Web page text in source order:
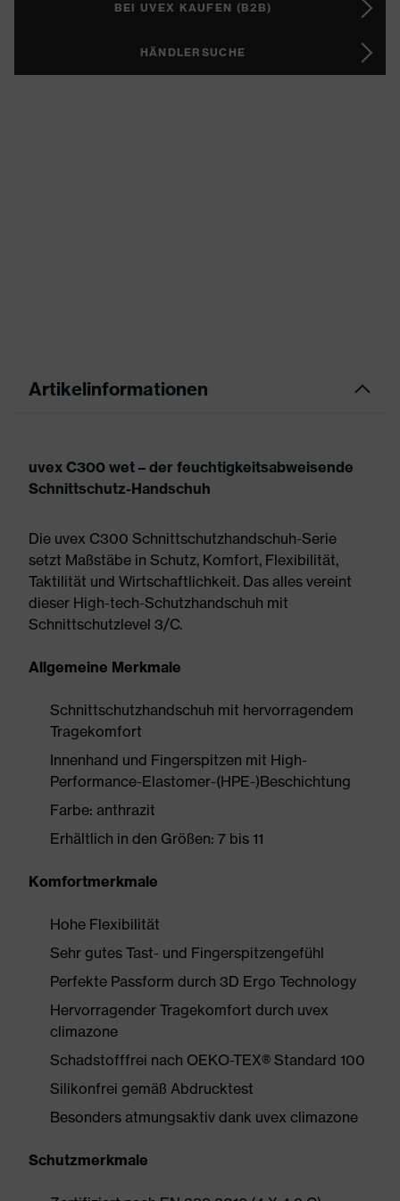
BEI UVEX KAUFEN (B2B)
HÄNDLERSUCHE
Artikelinformationen
uvex C300 wet – der feuchtigkeitsabweisende
Schnittschutz-Handschuh
Die uvex C300 Schnittschutzhandschuh-Serie
setzt Maßstäbe in Schutz, Komfort, Flexibilität,
Taktilität und Wirtschaftlichkeit. Das alles vereint
dieser High-tech-Schutzhandschuh mit
Schnittschutzlevel 3/C.
Allgemeine Merkmale
Schnittschutzhandschuh mit hervorragendem
Tragekomfort
Innenhand und Fingerspitzen mit High-
Performance-Elastomer-(HPE-)Beschichtung
Farbe: anthrazit
Erhältlich in den Größen: 7 bis 11
Komfortmerkmale
Hohe Flexibilität
Sehr gutes Tast- und Fingerspitzengefühl
Perfekte Passform durch 3D Ergo Technology
Hervorragender Tragekomfort durch uvex
climazone
Schadstofffrei nach OEKO-TEX® Standard 100
Silikonfrei gemäß Abdrucktest
Besonders atmungsaktiv dank uvex climazone
Schutzmerkmale